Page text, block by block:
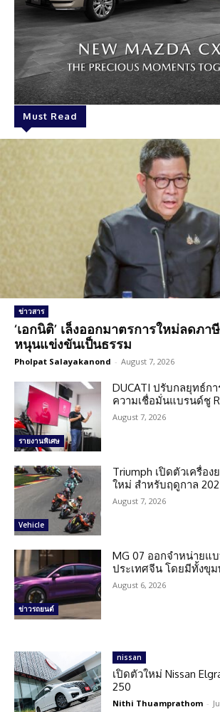
Must Read
ข่าวสาร
‘เอกนิติ’ เล็งออกมาตรการใหม่ลดภ
หนุนแข่งขันเป็นธรรม
Pholpat Salayakanond - August 7, 2026
รายงานพิเศษ
DUCATI ปรับกลยุทธ์ก
ความเชื่อมั่นแบรนด์ชู
August 7, 2026
Vehicle
Triumph เปิดตัวเครื่อ
ใหม่ สำหรับฤดูกาล
August 7, 2026
ข่าวรถยนต์
MG 07 ออกจำหน่ายแ
ประเทศจีน โดยมีทั้งขุม
August 6, 2026
nissan
เปิดตัวใหม่ Nissan
250
Nithi Thuamprathom -